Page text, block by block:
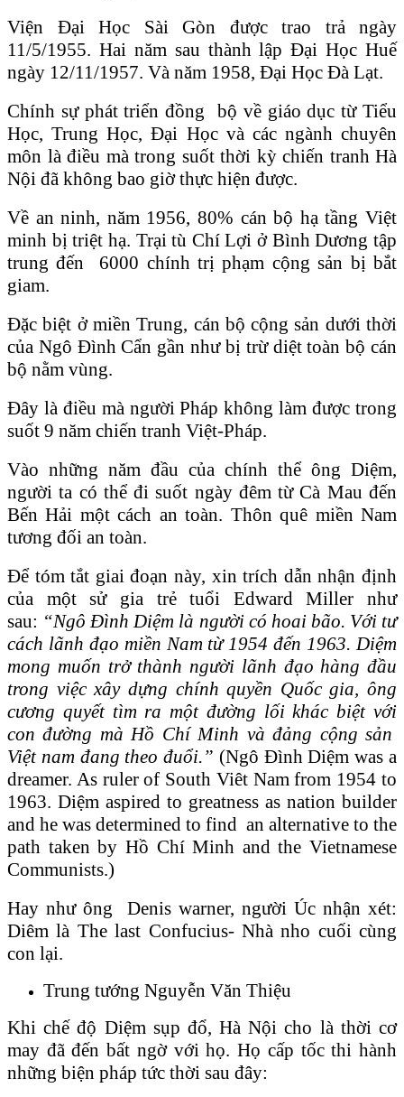
Viện Đại Học Sài Gòn được trao trả ngày
11/5/1955. Hai năm sau thành lập Đại Học Huế
ngày 12/11/1957. Và năm 1958, Đại Học Đà Lạt.
Chính sự phát triển đồng bộ về giáo dục từ Tiểu
Học, Trung Học, Đại Học và các ngành chuyên
môn là điều mà trong suốt thời kỳ chiến tranh Hà
Nội đã không bao giờ thực hiện được.
Về an ninh, năm 1956, 80% cán bộ hạ tầng Việt
minh bị triệt hạ. Trại tù Chí Lợi ở Bình Dương tập
trung đến 6000 chính trị phạm cộng sản bị bắt
giam.
Đặc biệt ở miền Trung, cán bộ cộng sản dưới thời
của Ngô Đình Cẩn gần như bị trừ diệt toàn bộ cán
bộ nằm vùng.
Đây là điều mà người Pháp không làm được trong
suốt 9 năm chiến tranh Việt-Pháp.
Vào những năm đầu của chính thể ông Diệm,
người ta có thể đi suốt ngày đêm từ Cà Mau đến
Bến Hải một cách an toàn. Thôn quê miền Nam
tương đối an toàn.
Để tóm tắt giai đoạn này, xin trích dẫn nhận định
của một sử gia trẻ tuổi Edward Miller như
sau: “Ngô Đình Diệm là người có hoai bão. Với tư
cách lãnh đạo miền Nam từ 1954 đến 1963. Diệm
mong muốn trở thành người lãnh đạo hàng đầu
trong việc xây dựng chính quyền Quốc gia, ông
cương quyết tìm ra một đường lối khác biệt với
con đường mà Hồ Chí Minh và đảng cộng sản
Việt nam đang theo đuổi.” (Ngô Đình Diệm was a
dreamer. As ruler of South Viêt Nam from 1954 to
1963. Diệm aspired to greatness as nation builder
and he was determined to find an alternative to the
path taken by Hồ Chí Minh and the Vietnamese
Communists.)
Hay như ông Denis warner, người Úc nhận xét:
Diêm là The last Confucius- Nhà nho cuối cùng
con lại.
Trung tướng Nguyễn Văn Thiệu
Khi chế độ Diệm sụp đổ, Hà Nội cho là thời cơ
may đã đến bất ngờ với họ. Họ cấp tốc thi hành
những biện pháp tức thời sau đây: